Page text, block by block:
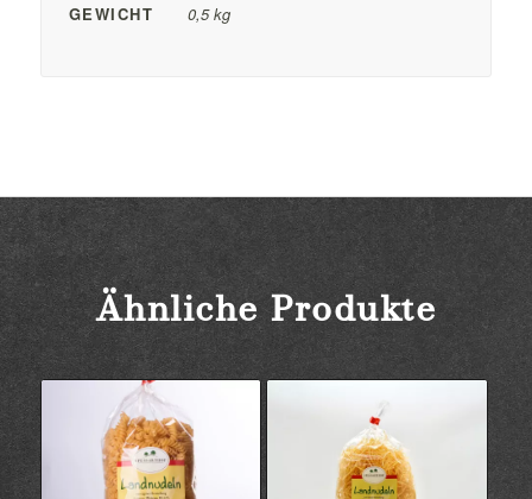
GEWICHT 0,5 kg
Ähnliche Produkte